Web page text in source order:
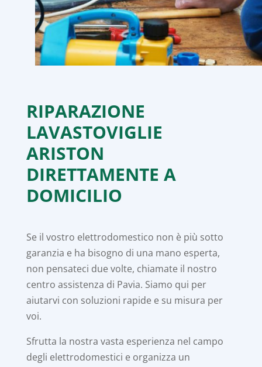
RIPARAZIONE
LAVASTOVIGLIE
ARISTON
DIRETTAMENTE A
DOMICILIO
Se il vostro elettrodomestico non è più sotto
garanzia e ha bisogno di una mano esperta,
non pensateci due volte, chiamate il nostro
centro assistenza di Pavia. Siamo qui per
aiutarvi con soluzioni rapide e su misura per
voi.
Sfrutta la nostra vasta esperienza nel campo
degli elettrodomestici e organizza un